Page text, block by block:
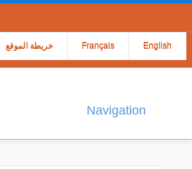
خريطة الموقع Français English
Navigation